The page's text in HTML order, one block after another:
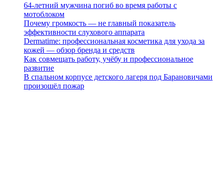
64-летний мужчина погиб во время работы с
мотоблоком
Почему громкость — не главный показатель
эффективности слухового аппарата
Dermatime: профессиональная косметика для ухода за
кожей — обзор бренда и средств
Как совмещать работу, учёбу и профессиональное
развитие
В спальном корпусе детского лагеря под Барановичами
произошёл пожар